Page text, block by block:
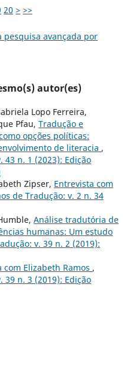
20 > >>
pesquisa avançada por
autor(es)
Lopo Ferreira,
Pfau, Tradução e
opções políticas:
de literacia ,
43 n. 1 (2023): Edição
Zipser, Entrevista com
de Tradução: v. 2 n. 34
Análise tradutória de
humanas: Um estudo
v. 39 n. 2 (2019):
com Elizabeth Ramos ,
39 n. 3 (2019): Edição